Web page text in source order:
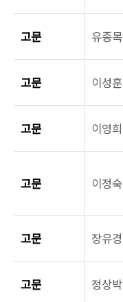
고문 유종목
고문 이성훈
고문 이영희
고문 이정숙
고문 장유경
고문 정상박